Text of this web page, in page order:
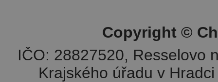
Copyright ©
IČO: 28827520, Resselovo
Krajského úřadu v